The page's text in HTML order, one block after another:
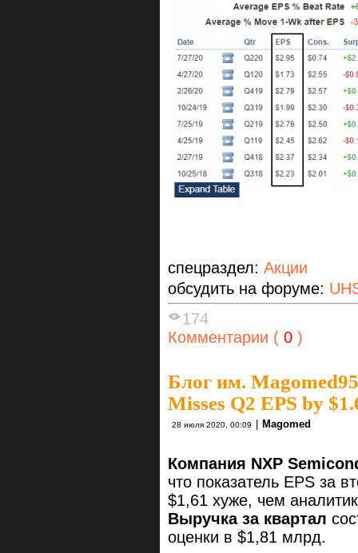
спецраздел: Акции
обсудить на форуме:
174
Комментарии ( 0 )
Блог им. Magomed95
Misses Q2 EPS by
28 июля 2020, 00:09 Magomed
Компания NXP
что показатель EPS за
$1,61 хуже, чем
Выручка за квартал
оценки в $1,81 млрд.